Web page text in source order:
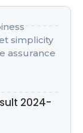
simplicity
assurance
2024-